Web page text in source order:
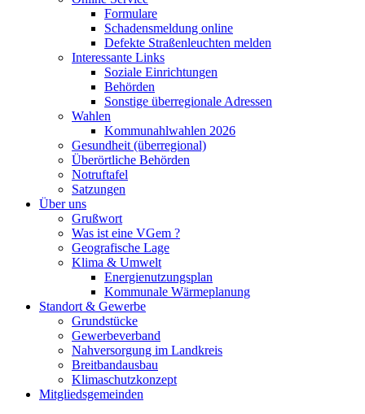
Formulare
Schadensmeldung online
Defekte Straßenleuchten melden
Interessante Links
Soziale Einrichtungen
Behörden
Sonstige überregionale Adressen
Wahlen
Kommunahlwahlen 2026
Gesundheit (überregional)
Überörtliche Behörden
Notruftafel
Satzungen
Über uns
Grußwort
Was ist eine VGem ?
Geografische Lage
Klima & Umwelt
Energienutzungsplan
Kommunale Wärmeplanung
Standort & Gewerbe
Grundstücke
Gewerbeverband
Nahversorgung im Landkreis
Breitbandausbau
Klimaschutzkonzept
Mitgliedsgemeinden